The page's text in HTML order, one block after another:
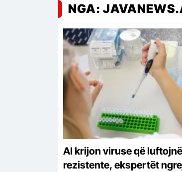
NGA:
AI krijon viruse që
rezistente, ekspertët